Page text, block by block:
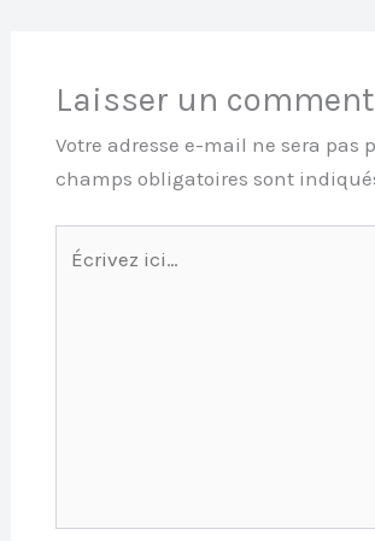
Laisser un
Votre adresse e-mail ne sera pas
champs obligatoires sont